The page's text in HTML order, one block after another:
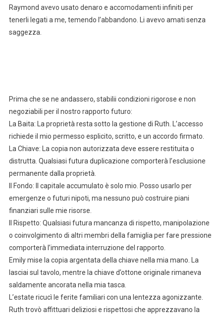
Raymond avevo usato denaro e accomodamenti infiniti per
tenerli legati a me, temendo l’abbandono. Li avevo amati senza
saggezza.
Prima che se ne andassero, stabilii condizioni rigorose e non
negoziabili per il nostro rapporto futuro:
La Baita: La proprietà resta sotto la gestione di Ruth. L’accesso
richiede il mio permesso esplicito, scritto, e un accordo firmato.
La Chiave: La copia non autorizzata deve essere restituita o
distrutta. Qualsiasi futura duplicazione comporterà l’esclusione
permanente dalla proprietà.
Il Fondo: Il capitale accumulato è solo mio. Posso usarlo per
emergenze o futuri nipoti, ma nessuno può costruire piani
finanziari sulle mie risorse.
Il Rispetto: Qualsiasi futura mancanza di rispetto, manipolazione
o coinvolgimento di altri membri della famiglia per fare pressione
comporterà l’immediata interruzione del rapporto.
Emily mise la copia argentata della chiave nella mia mano. La
lasciai sul tavolo, mentre la chiave d’ottone originale rimaneva
saldamente ancorata nella mia tasca.
L’estate ricucì le ferite familiari con una lentezza agonizzante.
Ruth trovò affittuari deliziosi e rispettosi che apprezzavano la